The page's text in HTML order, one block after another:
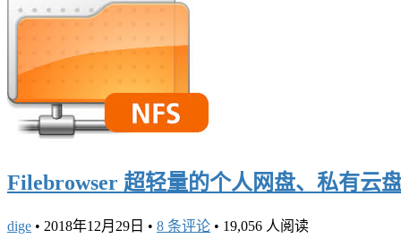
Filebrowser 超轻量的个人网盘、私有云
dige • 2018年12月29日 • 8 条评论 • 19,056 人阅读